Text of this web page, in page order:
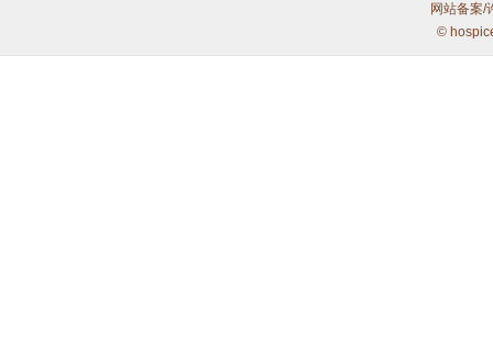
网站备案/
©